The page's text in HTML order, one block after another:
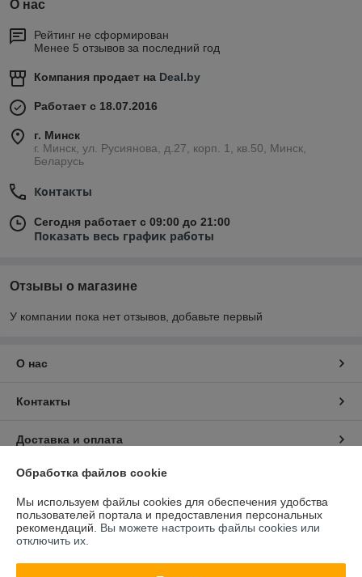
О нас
Рейтинг не сформирован
Менее 5 отзывов за последний год
Компания продает на Deal.by
Работает с 18.07.2016
г. Минск
г. Минск, ул. Русиянова, д.27, корп. 1, кв.50, Минск,
Беларусь
Контакты
Сегодня работает с 09:00 до 21:00
Показать весь график работы
Отзывы о магазине
У компании пока нет отзывов, добавьте первый
О нас
Контакты
Доставка и оплата
График работы
Полная версия сайта
Обработка файлов cookie
Мы используем файлы cookies для обеспечения удобства
пользователей портала и предоставления персональных
рекомендаций. Вы можете настроить файлы cookies или
отключить их.